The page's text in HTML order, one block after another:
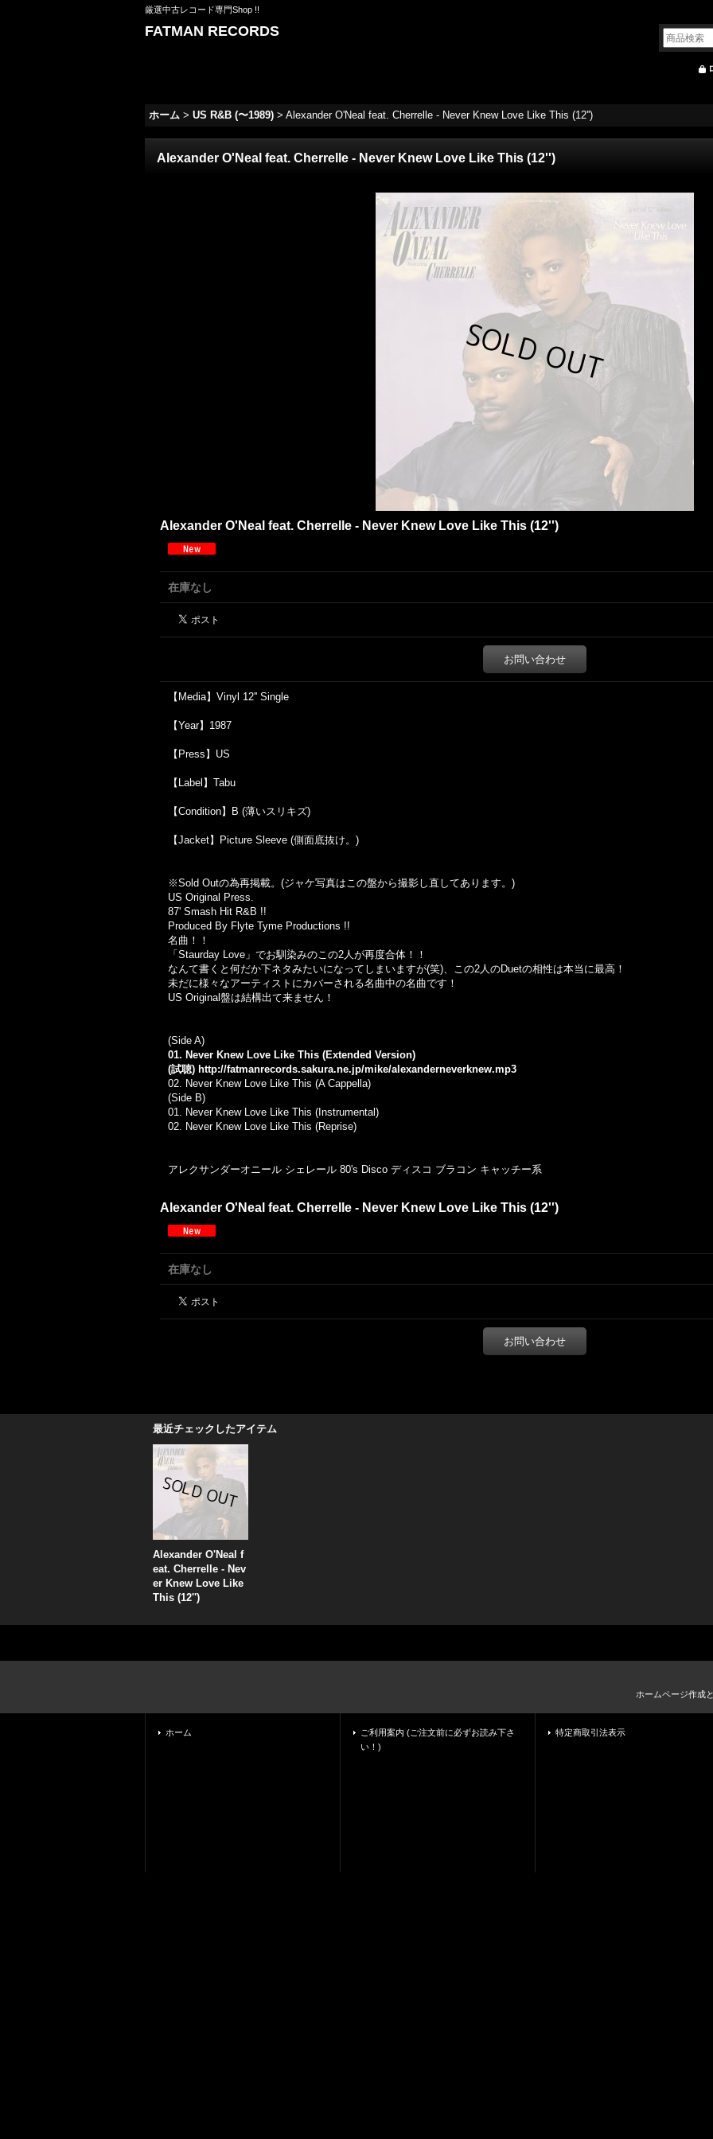
厳選中古レコード専門Shop !!
FATMAN RECORDS
ホーム > US R&B (〜1989) > Alexander O'Neal feat. Cherrelle - Never Knew Love Like This (12'')
Alexander O'Neal feat. Cherrelle - Never Knew Love Like This (12'')
Alexander O'Neal feat. Cherrelle - Never Knew Love Like This (12'')
在庫なし
お問い合わせ
【Media】Vinyl 12'' Single
【Year】1987
【Press】US
【Label】Tabu
【Condition】B (薄いスリキズ)
【Jacket】Picture Sleeve (側面底抜け。)
※Sold Outの為再掲載。(ジャケ写真はこの盤から撮影し直してあります。)
US Original Press.
87' Smash Hit R&B !!
Produced By Flyte Tyme Productions !!
名曲！！
「Staurday Love」でお馴染みのこの2人が再度合体！！
なんて書くと何だか下ネタみたいになってしまいますが(笑)、この2人のDuetの相性は本当に最高！
未だに様々なアーティストにカバーされる名曲中の名曲です！
US Original盤は結構出て来ません！
(Side A)
01. Never Knew Love Like This (Extended Version)
(試聴) http://fatmanrecords.sakura.ne.jp/mike/alexanderneverknew.mp3
02. Never Knew Love Like This (A Cappella)
(Side B)
01. Never Knew Love Like This (Instrumental)
02. Never Knew Love Like This (Reprise)
アレクサンダーオニール シェレール 80's Disco ディスコ ブラコン キャッチー系
Alexander O'Neal feat. Cherrelle - Never Knew Love Like This (12'')
在庫なし
お問い合わせ
最近チェックしたアイテム
Alexander O'Neal f
eat. Cherrelle - Nev
er Knew Love Like
This (12'')
ホームページ作成
ホーム
ご利用案内 (ご注文前に必ずお読み下さ
い！)
特定商取引法表示